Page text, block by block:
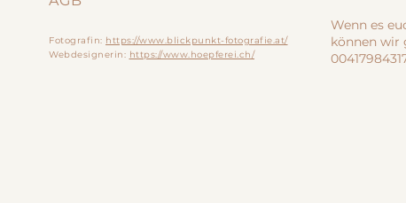
Fotografin: https://www.blickpunkt-fotografie.at/
Webdesignerin: https://www.hoepferei.ch/
Wenn es
können wir